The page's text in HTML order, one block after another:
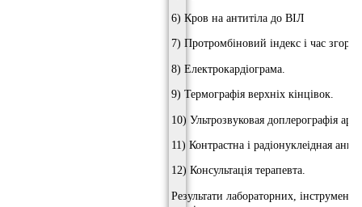
6) Кров на антитіла до ВІЛ
7) Протромбіновий індекс і час
8) Електрокардіограма.
9) Термографія верхніх кінцівок.
10) Ультрозвуковая доплерографія
11) Контрастна і радіонуклеідная
12) Консультація терапевта.
Результати лабораторних,